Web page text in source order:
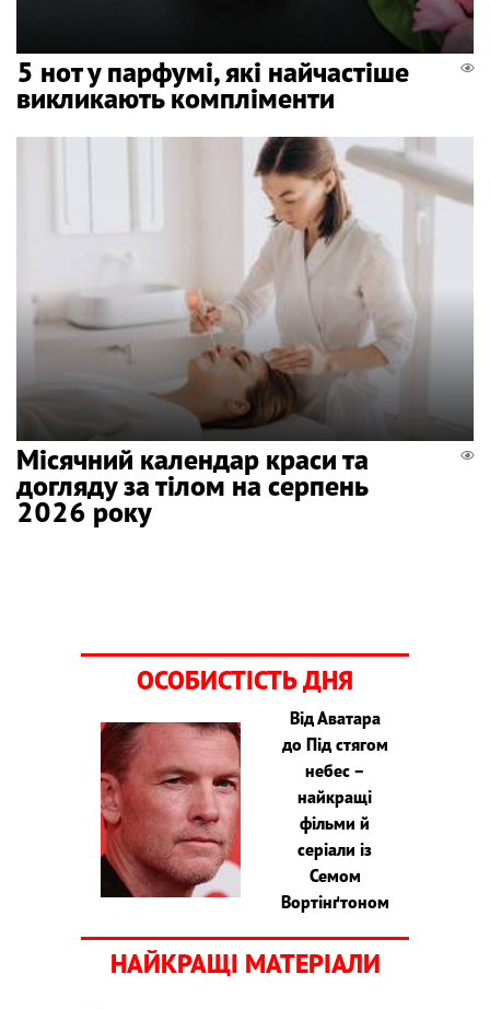
5 нот у парфумі, які найчастіше
викликають компліменти
Місячний календар краси та
догляду за тілом на серпень
2026 року
ОСОБИСТІСТЬ ДНЯ
Від Аватара
до Під стягом
небес –
найкращі
фільми й
серіали із
Семом
Вортінґтоном
НАЙКРАЩІ МАТЕРІАЛИ